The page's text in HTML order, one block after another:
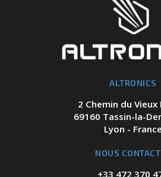
ALTRONICS
2 Chemin du Vieux
69160 Tassin-la-
Lyon - France
NOUS
+33 472 370